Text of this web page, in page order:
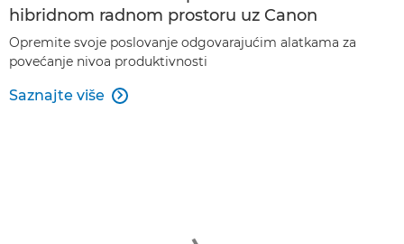
hibridnom radnom prostoru uz Canon
Opremite svoje poslovanje odgovarajućim alatkama za
povećanje nivoa produktivnosti
Saznajte više 